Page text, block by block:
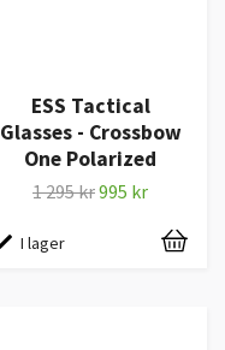
ESS Tactical
Glasses - Crossbow
One Polarized
1 295 kr995 kr
I lager